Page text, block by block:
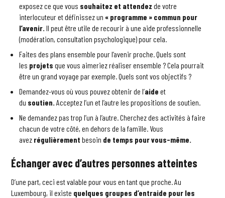
exposez ce que vous souhaitez et attendez de votre
interlocuteur et définissez un« programme » commun pour
l’avenir. Il peut être utile de recourir à une aide professionnelle
(modération, consultation psychologique) pour cela.
Faites des plans ensemble pour l’avenir proche. Quels sont
les projets que vous aimeriez réaliser ensemble ? Cela pourrait
être un grand voyage par exemple. Quels sont vos objectifs ?
Demandez-vous où vous pouvez obtenir de l’aide et
du soutien. Acceptez l’un et l’autre les propositions de soutien.
Ne demandez pas trop l’un à l’autre. Cherchez des activités à faire
chacun de votre côté, en dehors de la famille. Vous
avez régulièrement besoin de temps pour vous-même.
Échanger avec d’autres personnes atteintes
D’une part, ceci est valable pour vous en tant que proche. Au
Luxembourg, il existe quelques groupes d’entraide pour les